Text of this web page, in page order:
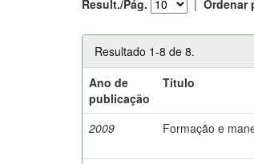
Result./Pág. | Ordenar
Resultado 1-8 de 8.
Ano de
publicação
Título
2009 Formação e